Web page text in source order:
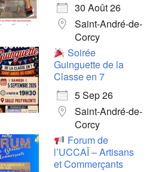
30 Août 26
Saint-André-de-
Corcy
Soirée
Guinguette de la
Classe en 7
5 Sep 26
Saint-André-de-
Corcy
Forum de
l’UCCAÏ – Artisans
et Commerçants